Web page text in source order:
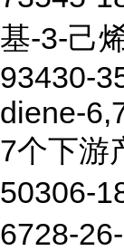
基-3-己
93430-
diene-
7个下游
50306-
6728-